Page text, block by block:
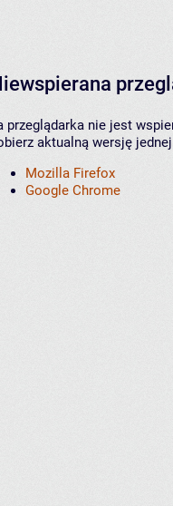
przeglądarka nie jest
aktualną wersję
Mozilla Firefox
Google Chrome